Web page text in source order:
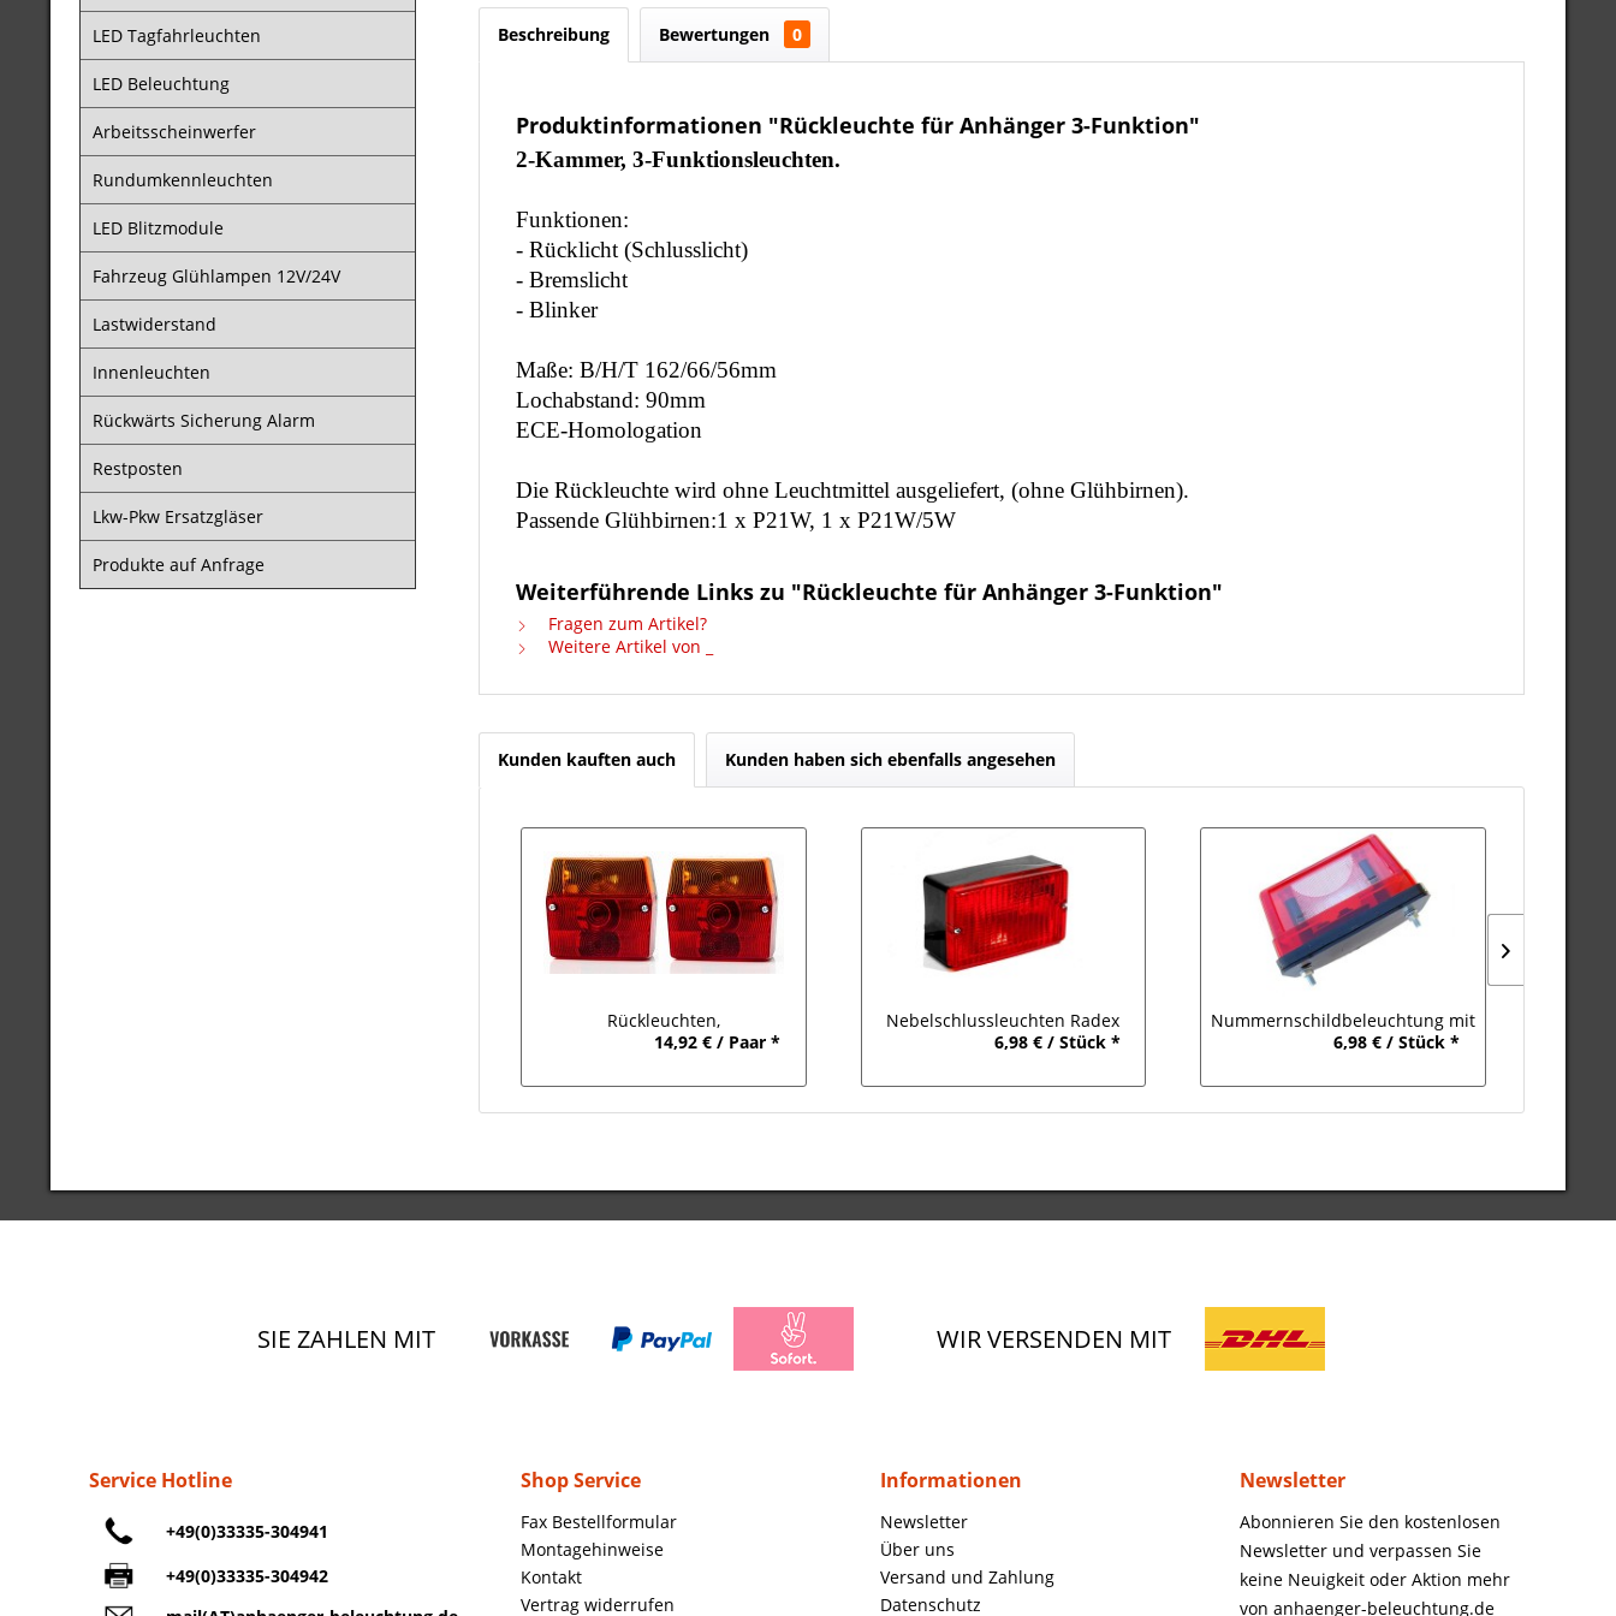
LED Tagfahrleuchten
LED Beleuchtung
Arbeitsscheinwerfer
Rundumkennleuchten
LED Blitzmodule
Fahrzeug Glühlampen 12V/24V
Lastwiderstand
Innenleuchten
Rückwärts Sicherung Alarm
Restposten
Lkw-Pkw Ersatzgläser
Produkte auf Anfrage
Beschreibung Bewertungen 0
Produktinformationen "Rückleuchte für Anhänger 3-Funktion"
2-Kammer, 3-Funktionsleuchten.
Funktionen:
- Rücklicht (Schlusslicht)
- Bremslicht
- Blinker
Maße: B/H/T 162/66/56mm
Lochabstand: 90mm
ECE-Homologation
Die Rückleuchte wird ohne Leuchtmittel ausgeliefert, (ohne Glühbirnen).
Passende Glühbirnen:1 x P21W, 1 x P21W/5W
Weiterführende Links zu "Rückleuchte für Anhänger 3-Funktion"
Fragen zum Artikel?
Weitere Artikel von _
Kunden kauften auch Kunden haben sich ebenfalls angesehen
Rückleuchten,
Anhängerbeleuchtung, 3-Kammer
14,92 € / Paar *
Nebelschlussleuchten Radex
4001/4
6,98 € / Stück *
Nummernschildbeleuchtung mit
Markierungslicht Rot
6,98 € / Stück *
SIE ZAHLEN MIT WIR VERSENDEN MIT
Service Hotline
+49(0)33335-304941
+49(0)33335-304942
Shop Service
Fax Bestellformular
Montagehinweise
Kontakt
Vertrag widerrufen
Informationen
Newsletter
Über uns
Versand und Zahlung
Datenschutz
Newsletter
Abonnieren Sie den kostenlosen
Newsletter und verpassen Sie
keine Neuigkeit oder Aktion mehr
von anhaenger-beleuchtung.de